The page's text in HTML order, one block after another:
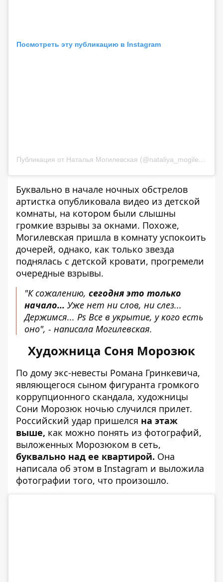
Посмотреть эту публикацию в Instagram
Публикация от Наталья Могилевская (@nataliya_mogilevskaya)
Буквально в начале ночных обстрелов
артистка опубликовала видео из детской
комнаты, на котором были слышны
громкие взрывы за окнами. Похоже,
Могилевская пришла в комнату успокоить
дочерей, однако, как только звезда
поднялась с детской кровати, прогремели
очередные взрывы.
"К сожалению, сегодня это только
начало... Уже нет ни слов, ни слез...
Держимся... Ps Все в укрытие, у кого есть
оно", - написала Могилевская.
Художница Соня Морозюк
По дому экс-невесты Романа Гринкевича,
являющегося сыном фигуранта громкого
коррупционного скандала, художницы
Сони Морозюк ночью случился прилет.
Российский удар пришелся на этаж
выше, как можно понять из фотографий,
выложенных Морозюком в сеть,
буквально над ее квартирой. Она
написала об этом в Instagram и выложила
фотографии того, что произошло.